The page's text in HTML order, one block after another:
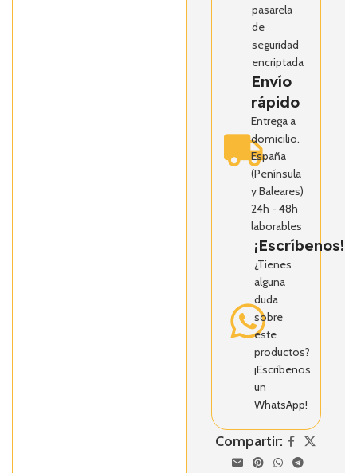
pasarela
de
seguridad
encriptada
Envío
rápido
Entrega a
domicilio.
España
(Península
y Baleares)
24h - 48h
laborables
¡Escríbenos!
¿Tienes
alguna
duda
sobre
este
productos?
¡Escríbenos
un
WhatsApp!
Compartir: